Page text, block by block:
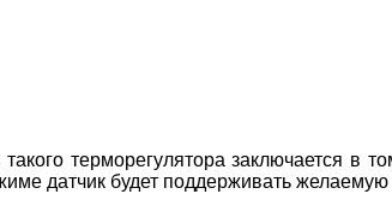
терморегулятора заключается в
датчик будет поддерживать желаемую